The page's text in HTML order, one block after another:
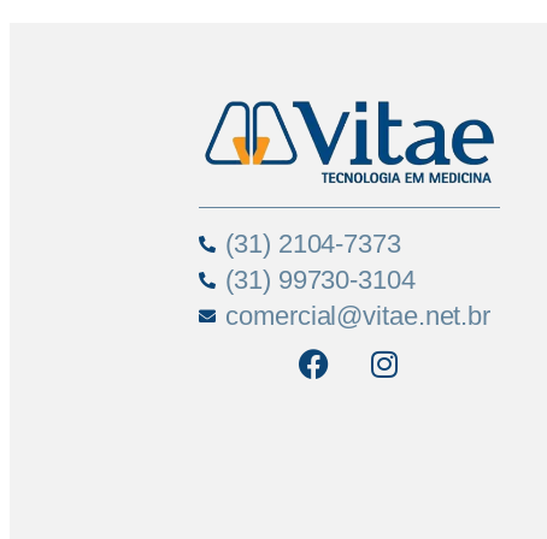
(31) 2104-7373
(31) 99730-3104
comercial@vitae.net.br